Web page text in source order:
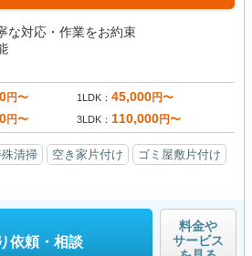
な対応・作業をお約束
円〜 1LDK 45,000円〜
円〜 3LDK 110,000円〜
清掃 空き家片付け
ゴミ屋敷片付け
依頼・相談
料金や
サービス